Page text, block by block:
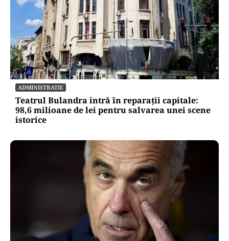
ADMINISTRATIE
Teatrul Bulandra intră în reparații capitale:
98,6 milioane de lei pentru salvarea unei scene
istorice